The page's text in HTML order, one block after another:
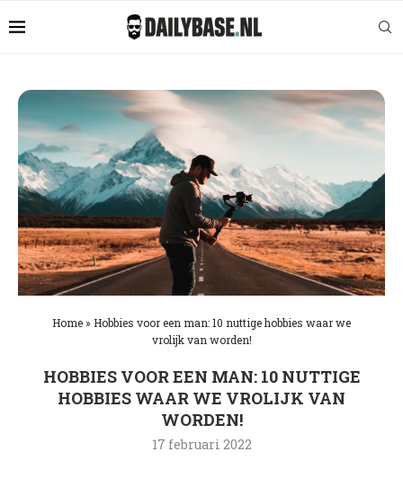
Home» Hobbies voor een man: 10 nuttige hobbies waar we
vrolijk van worden!
HOBBIES VOOR EEN MAN: 10 NUTTIGE
HOBBIES WAAR WE VROLIJK VAN
WORDEN!
17 februari 2022